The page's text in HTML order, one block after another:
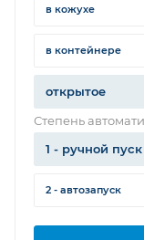
в кожухе
в контейнере
открытое
Степень
1 - ручной пуск
2 - автозапуск